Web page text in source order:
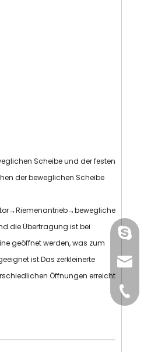
Scheibe und der festen
der beweglichen Scheibe
die Übertragung ist bei
geöffnet werden, was zum
ist.Das zerkleinerte
Öffnungen erreicht
+86-